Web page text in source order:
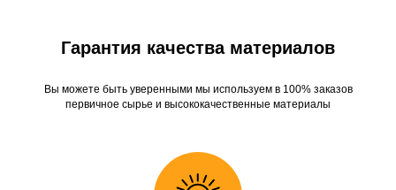
Гарантия качества материалов
Вы можете быть уверенными мы используем в 100% заказов
первичное сырье и высококачественные материалы